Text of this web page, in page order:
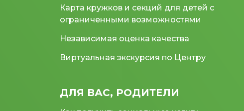
Карта кружков и секций для детей с
ограниченными возможностями
Независимая оценка качества
Виртуальная экскурсия по Центру
ДЛЯ ВАС, РОДИТЕЛИ